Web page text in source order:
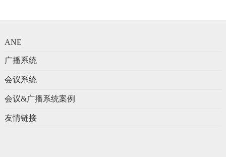
ANE
广播系统
会议系统
会议&广播系统案例
友情链接